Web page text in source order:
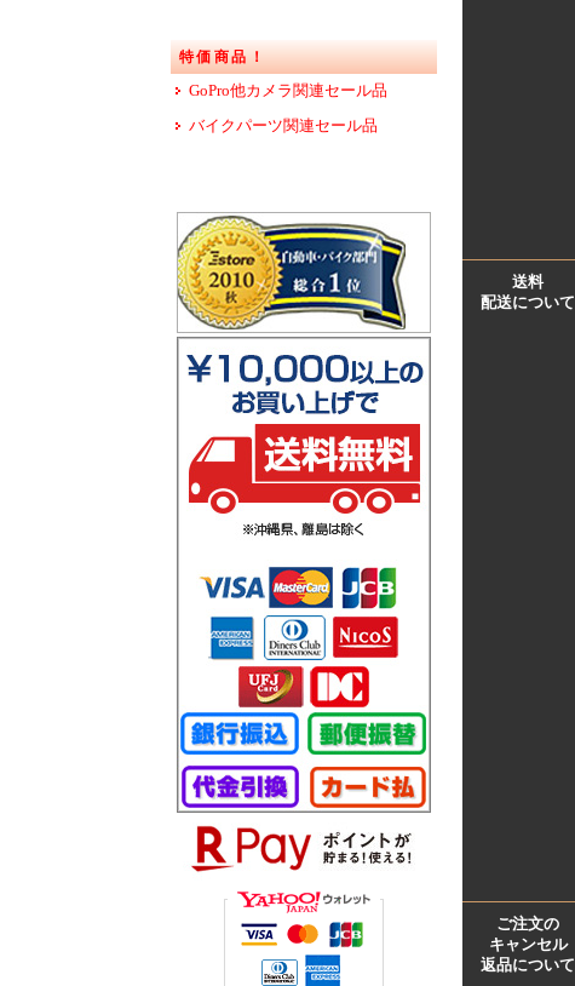
特価商品！
GoPro他カメラ関連セール品
バイクパーツ関連セール品
送料
配送について
ご注文の
キャンセル
返品について